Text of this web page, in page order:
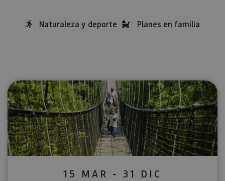
Naturaleza y deporte Planes en familia
15 MAR - 31 DIC